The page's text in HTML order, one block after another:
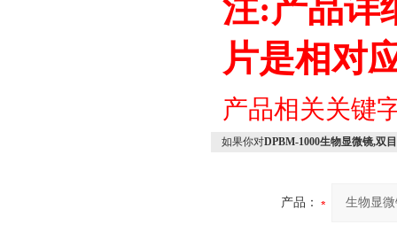
注:产品详
片是相对
产品相关关键
如果你对DPBM-1000生物显微镜,双
产品：